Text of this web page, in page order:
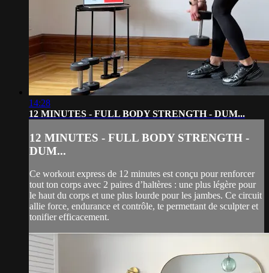
14:28
12 MINUTES - FULL BODY STRENGTH - DUM...
12 MINUTES - FULL BODY STRENGTH -
DUM...
Ce workout express de 12 minutes est conçu pour renforcer
tout ton corps avec 2 paires d’haltères : une plus légère pour
le haut du corps et une plus lourde pour les jambes. Ce circuit
allie force, endurance et contrôle, te permettant de sculpter et
tonifier efficacement.